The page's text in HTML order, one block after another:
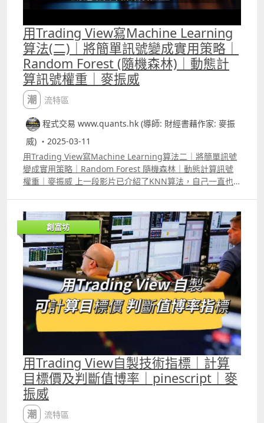
用Trading View寫Machine Learning
算法(二)｜將簡單訊號變成實用策略｜
Random Forest (隨機森林)｜動態計
算訊號權重｜麥振威
潮流特區
程式交易 www.quants.hk (導師: 財經書藉作家: 麥振
威) ・2025-03-11
用Trading View寫Machine Learning算法二｜將簡單訊號
變成實用策略｜Random Forest 隨機森林｜動態計算訊號
權重｜麥振威 上一段影片已介紹了KNN算法，自己一直也
的Random Forest也是常用的演算法，若配合「權重投
票」，可以寫成很多不同的策略。 雖然大部份人都會運用
Python來寫Random Forest，但我們可用Trading View 的
pine script，配合array的寫法，不斷「動態」去計自每個
入市訊號的權重。 例如以下四個十分簡單的入市準則
1MACD的快線是否高於慢線 股價是否上升下跌 2Zero lag
MACD的快線是否高於慢線 股價是否上升下跌 3RSI升穿或
跌穿50 股價是否上升下跌 4ATR是否升穿或跌穿其SMA10
股價是否上升下跌 例如MACD的快線升穿慢線，其後股價真
的上升的話，這個訊號的的權重就會增加0.1，若果股價下
跌，這個訊號的權重就減0.1，不斷「動態」咁去計算每個入
市準則既權重，權重越高，之後再有訊號出現時，重要性就
越高。用這種方法，一樣可以有Random Forest的效果，而
且一些好簡單的入市準則，只要經過這個步驟來組合之後，
效果都可以提升。 重點是用「動態」的方法去計算每個入市
訊號的權重，只要學懂這種方法，過去大家想過很多的交易
策略，都可以嘗試去改良。例如你同時運用了1分鐘圖、5分
創富坊
用Trading View自製技術指標｜計算
目標價及判斷值博率｜pinescript｜麥
振威
潮流特區